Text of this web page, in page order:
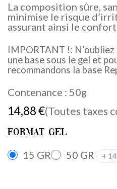
La composition sûre,
minimise le risque
assurant ainsi le
IMPORTANT !: N’oubliez
une base sous le gel et
recommandons la base
Contenance : 50g
14,88€(Toutes taxes
Format Gel
15 GR 50 GR +